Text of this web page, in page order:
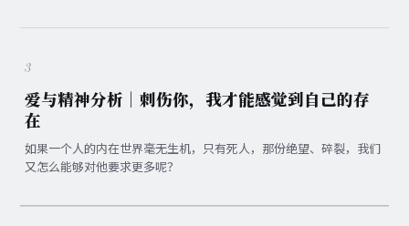
3
爱与精神分析｜刺伤你，我才能感觉到自己的存
在
如果一个人的内在世界毫无生机，只有死人，那份绝望、碎裂，我们
又怎么能够对他要求更多呢？